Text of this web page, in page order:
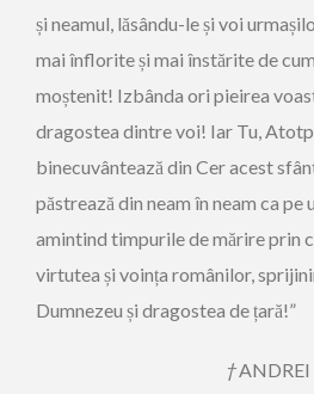
și neamul, lăsându-le și voi
mai înflorite și mai înstărite de
moștenit! Izbânda ori pieirea
dragostea dintre voi! Iar Tu,
binecuvântează din Cer acest
păstrează din neam în neam ca pe
amintind timpurile de mărire prin
virtutea și voința românilor,
Dumnezeu și dragostea de țară!”
†ANDREI